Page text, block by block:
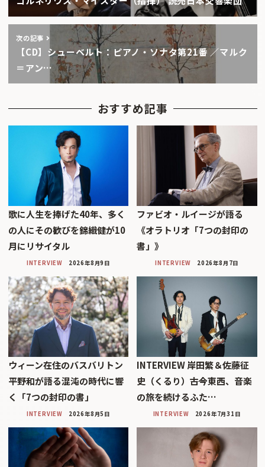
次の記事
【CD】シューベルト：ピアノ・ソナタ第21番 ／マルク
＝アン…
おすすめ記事
歌に人生を捧げた40年、多く
の人にその歓びを錦織健が10
月にリサイタル
INTERVIEW 2026年8月9日
ファビオ・ルイージが語る
《オラトリオ「7つの封印の
書」》
INTERVIEW 2026年8月7日
ウィーン在住のバスバリトン
平野和が語る混沌の時代に響
く「7つの封印の書」
INTERVIEW 2026年8月5日
INTERVIEW 岸田繁＆佐藤征
史（くるり）――古今東西、音楽
の旅を続けるふた…
INTERVIEW 2026年7月31日